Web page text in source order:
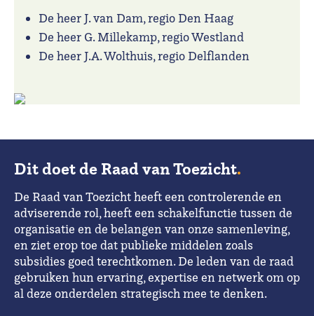
De heer J. van Dam, regio Den Haag
De heer G. Millekamp, regio Westland
De heer J.A. Wolthuis, regio Delflanden
Dit doet de Raad van Toezicht.
De Raad van Toezicht heeft een controlerende en
adviserende rol, heeft een schakelfunctie tussen de
organisatie en de belangen van onze samenleving,
en ziet erop toe dat publieke middelen zoals
subsidies goed terechtkomen. De leden van de raad
gebruiken hun ervaring, expertise en netwerk om op
al deze onderdelen strategisch mee te denken.